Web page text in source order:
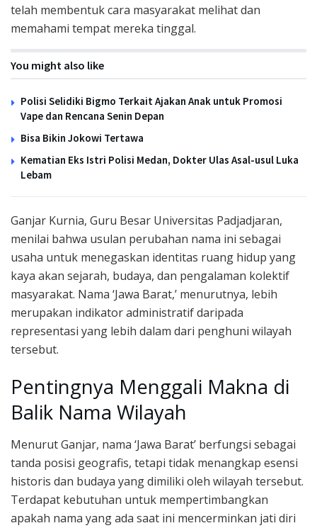
telah membentuk cara masyarakat melihat dan
memahami tempat mereka tinggal.
You might also like
Polisi Selidiki Bigmo Terkait Ajakan Anak untuk Promosi
Vape dan Rencana Senin Depan
Bisa Bikin Jokowi Tertawa
Kematian Eks Istri Polisi Medan, Dokter Ulas Asal-usul Luka
Lebam
Ganjar Kurnia, Guru Besar Universitas Padjadjaran,
menilai bahwa usulan perubahan nama ini sebagai
usaha untuk menegaskan identitas ruang hidup yang
kaya akan sejarah, budaya, dan pengalaman kolektif
masyarakat. Nama ‘Jawa Barat,’ menurutnya, lebih
merupakan indikator administratif daripada
representasi yang lebih dalam dari penghuni wilayah
tersebut.
Pentingnya Menggali Makna di
Balik Nama Wilayah
Menurut Ganjar, nama ‘Jawa Barat’ berfungsi sebagai
tanda posisi geografis, tetapi tidak menangkap esensi
historis dan budaya yang dimiliki oleh wilayah tersebut.
Terdapat kebutuhan untuk mempertimbangkan
apakah nama yang ada saat ini mencerminkan jati diri